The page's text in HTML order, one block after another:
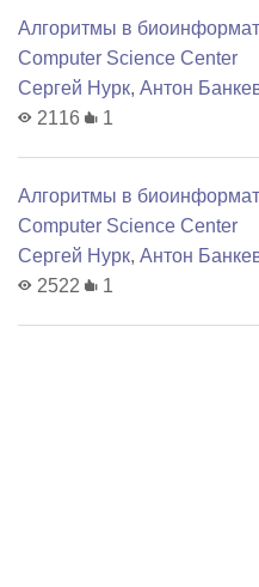
Алгоритмы в
Computer Science Center
Сергей Нурк, Антон
2116
1
Алгоритмы в
Computer Science Center
Сергей Нурк, Антон
2522
1